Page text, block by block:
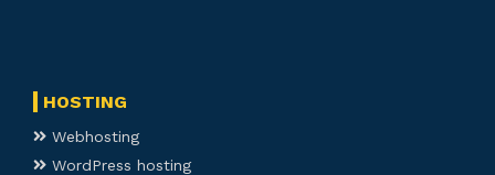
HOSTING
Webhosting
WordPress hosting